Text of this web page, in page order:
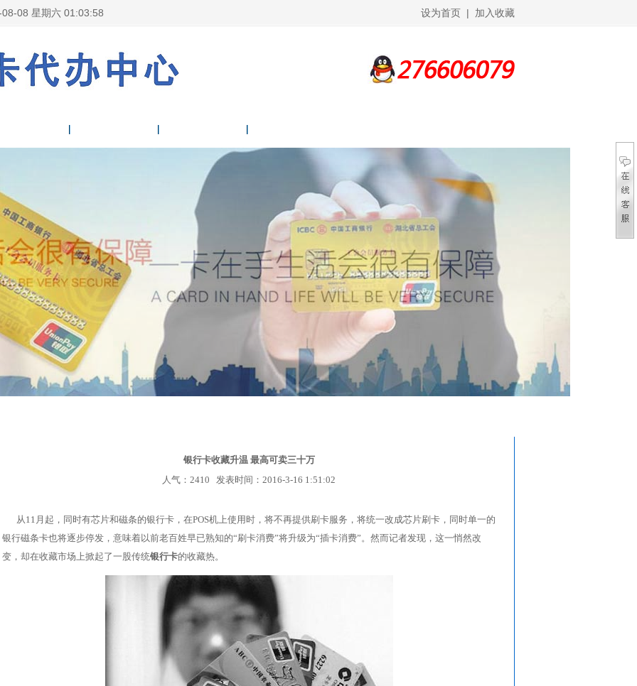
08-08 星期六 01:03:59 设为首页 | 加入收藏
*********
银行卡收藏升温 最高可卖三十万
人气：2410 发表时间：2016-3-16 1:51:02
从11月起，同时有芯片和磁条的银行卡，在POS机上使用时，将不再提供刷卡服务，将统一改成芯片刷卡，同时单一的
银行磁条卡也将逐步停发，意味着以前老百姓早已熟知的“刷卡消费”将升级为“插卡消费”。然而记者发现，这一悄然改
变，却在收藏市场上掀起了一股传统银行卡的收藏热。